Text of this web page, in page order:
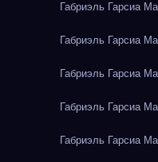
Габриэль Гарсиа
Габриэль Гарсиа
Габриэль Гарсиа
Габриэль Гарсиа
Габриэль Гарсиа